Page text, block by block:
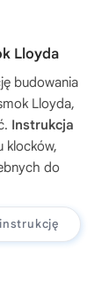
Lloyda
budowania
Lloyda,
Instrukcja
klocków,
do